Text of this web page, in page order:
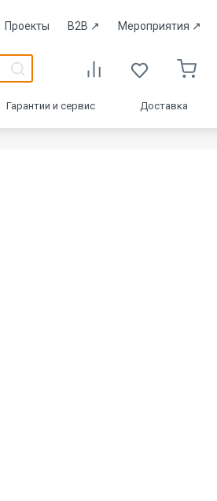
Проекты B2B ↗ Мероприятия ↗
Гарантии и сервис Доставка